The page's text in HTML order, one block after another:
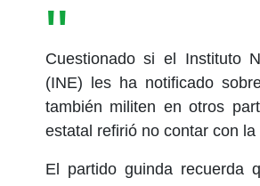
Cuestionado si el Instituto
(INE) les ha notificado
también militen en otros
estatal refirió no contar con la
El partido guinda recuerda